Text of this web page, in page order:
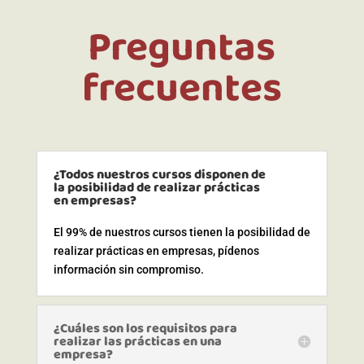
Preguntas
frecuentes
¿Todos nuestros cursos disponen de
la posibilidad de realizar prácticas
en empresas?
El 99% de nuestros cursos tienen la posibilidad de
realizar prácticas en empresas, pídenos
información sin compromiso.
¿Cuáles son los requisitos para
realizar las prácticas en una
empresa?